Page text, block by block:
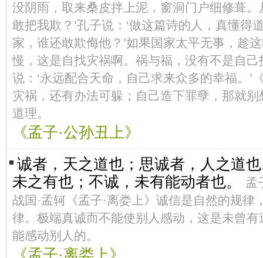
没阴雨，取来桑皮拌上泥，窗洞门户细修葺
敢把我欺？’孔子说：‘做这篇诗的人，真懂得
家，谁还敢欺侮他？’如果国家太平无事，趁
慢，这是自找灾祸啊。祸与福，没有不是自
说：‘永远配合天命，自己求来众多的幸福。’
灾祸，还有办法可躲；自己造下罪孽，那就别
道理。
《孟子·公孙丑上》
诚者，天之道也；思诚者，人之道
未之有也；不诚，未有能动者也。
孟
战国·孟轲《孟子·离娄上》诚信是自然的规律
律。极端真诚而不能使别人感动，这是未曾
能感动别人的。
《孟子·离娄上》